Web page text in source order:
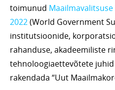
toimunud
2022(World Government
institutsioonide,
rahanduse, akadeemiliste
tehnoloogiaettevõtete
rakendada “Uut